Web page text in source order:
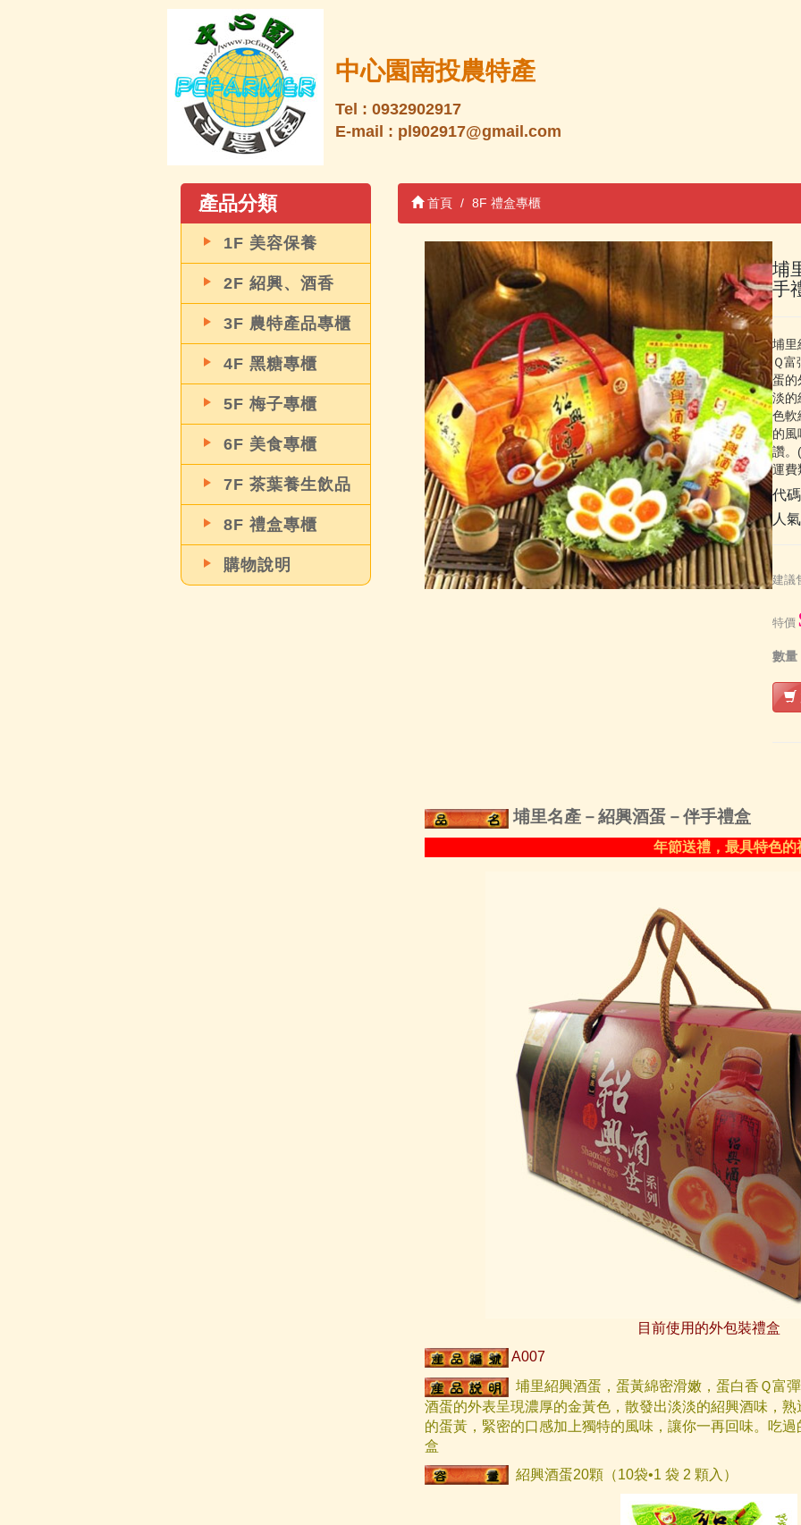
中心園南投農特產
Tel : 0932902917
E-mail : pl902917@gmail.com
產品分類
1F 美容保養
2F 紹興、酒香
3F 農特產品專櫃
4F 黑糖專櫃
5F 梅子專櫃
6F 美食專櫃
7F 茶葉養生飲品
8F 禮盒專櫃
購物說明
首頁 8F 禮盒專櫃
埔
手
埔里
Ｑ
蛋的
淡的
色軟
的風
讚。
運費
代
人
建議
特價
數量
埔里名產－紹興酒蛋－伴手禮盒
年節送禮，最具特色的禮盒，好
目前使用的外包裝禮盒
A007
埔里紹興酒蛋，蛋黃綿密滑嫩，蛋白香Ｑ富
酒蛋的外表呈現濃厚的金黃色，散發出淡淡的紹興酒味，
的蛋黃，緊密的口感加上獨特的風味，讓你一再回味。吃
盒
紹興酒蛋20顆（10袋•1 袋 2 顆入）